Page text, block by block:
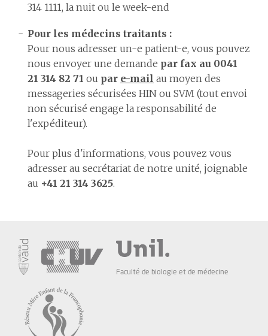
314 1111, la nuit ou le week-end
Pour les médecins traitants :
Pour nous adresser un-e patient-e, vous pouvez
nous envoyer une demande par fax au 0041
21 314 82 71 ou par e-mail au moyen des
messageries sécurisées HIN ou SVM (tout envoi
non sécurisé engage la responsabilité de
l'expéditeur).
Pour plus d'informations, vous pouvez vous
adresser au secrétariat de notre unité, joignable
au +41 21 314 3625.
Faculté de biologie et de médecine